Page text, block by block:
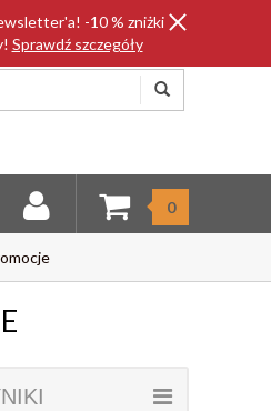
-10 % zniżki
Sprawdź szczegóły
0